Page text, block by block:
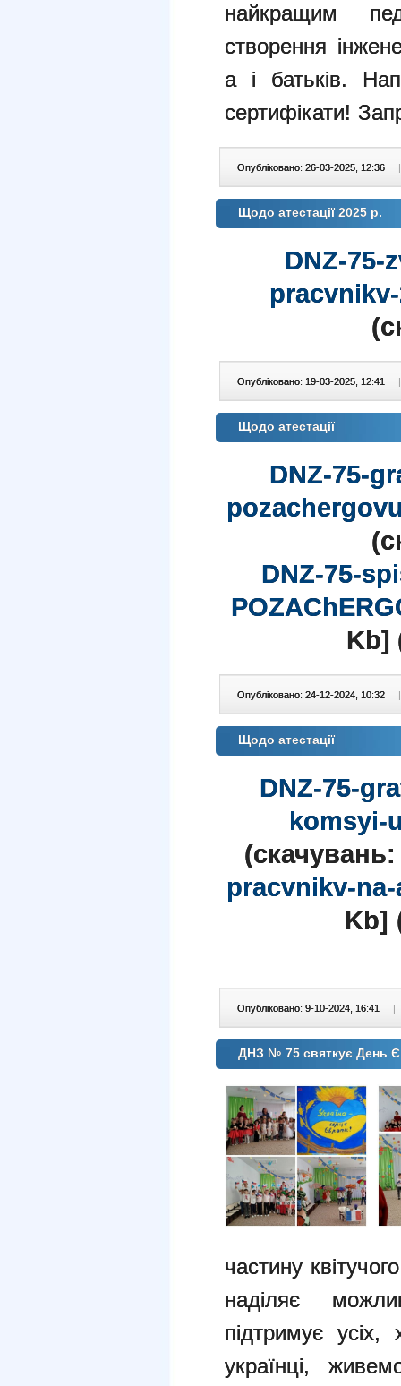
найкращим
створення
а і батьків.
сертифікати!
Опубліковано: 26-03-2025, 12:36 |
Щодо атестації 2025 р.
DNZ-75-
Опубліковано: 19-03-2025, 12:41 |
Щодо атестації
DNZ-75-
DNZ-75-
Kb]
Опубліковано: 24-12-2024, 10:32 |
Щодо атестації
DNZ-75-
komsyi-
(cкачувань:
pracvnikv-
Kb]
Опубліковано: 9-10-2024, 16:41 |
ДНЗ № 75 святкує День
частину
наділяє
підтримує
українці,